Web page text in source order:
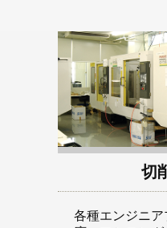
切
各種エンジニ